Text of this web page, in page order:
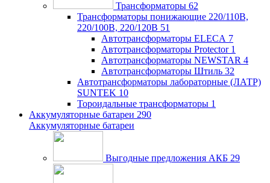
Трансформаторы 62
Трансформаторы понижающие 220/110В,
220/100В, 220/120В 51
Автотрансформаторы ELECA 7
Автотрансформаторы Protector 1
Автотрансформаторы NEWSTAR 4
Автотрансформаторы Штиль 32
Автотрансформаторы лабораторные (ЛАТР)
SUNTEK 10
Тороидальные трансформаторы 1
Аккумуляторные батареи 290
Аккумуляторные батареи
Выгодные предложения АКБ 29